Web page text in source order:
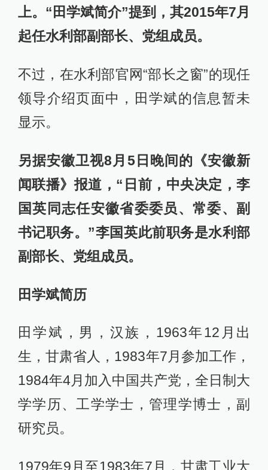
上。“田学斌简介”提到，其2015年7月
起任水利部副部长、党组成员。
不过，在水利部官网“部长之窗”的现任
领导介绍页面中，田学斌的信息暂未
显示。
另据安徽卫视8月5日晚间的《安徽新
闻联播》报道，“日前，中央决定，李
国英同志任安徽省委委员、常委、副
书记职务。”李国英此前职务是水利部
副部长、党组成员。
田学斌简历
田学斌，男，汉族，1963年12月出
生，甘肃省人，1983年7月参加工作，
1984年4月加入中国共产党，全日制大
学学历、工学学士，管理学博士，副
研究员。
1979年9月至1983年7月，甘肃工业大